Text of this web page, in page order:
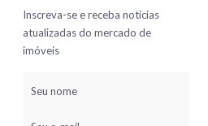
Inscreva-se e receba notícias
atualizadas do mercado de
imóveis